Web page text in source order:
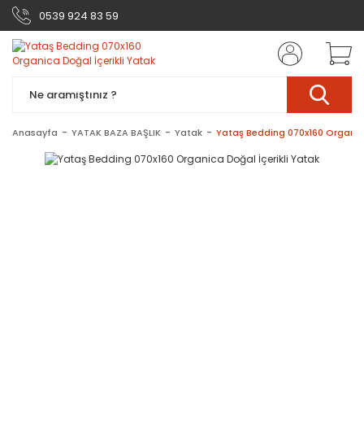
0539 924 83 59
Anasayfa YATAK BAZA BAŞLIK Yatak Yataş Bedding 070x160